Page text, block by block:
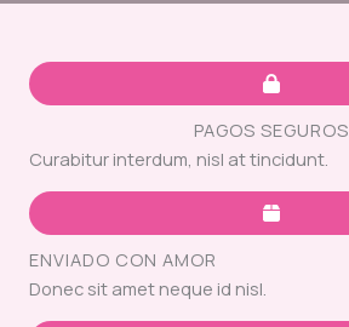
PAGOS SEGUROS
Curabitur interdum, nisl at tincidunt.
ENVIADO CON AMOR
Donec sit amet neque id nisl.